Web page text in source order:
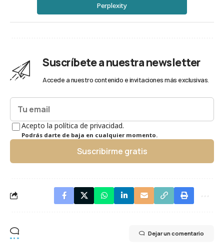
Perplexity
Suscríbete a nuestra newsletter
Accede a nuestro contenido e invitaciones más exclusivas.
Acepto la política de privacidad.
Podrás darte de baja en cualquier momento.
Suscribirme gratis
Dejar un comentario